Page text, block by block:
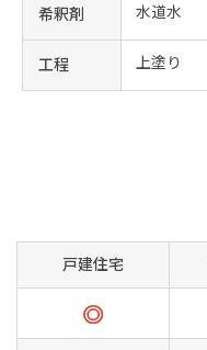
希釈剤 水道水
工程 上塗り
戸建住宅